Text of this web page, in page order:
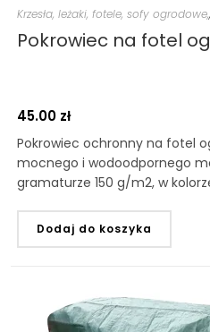
Krzesła, leżaki, fotele, sofy ogrodowe,,
Pokrowiec na fotel
45.00 zł
Pokrowiec ochronny na fotel
mocnego i wodoodpornego
gramaturze 150 g/m2, w
Dodaj do koszyka